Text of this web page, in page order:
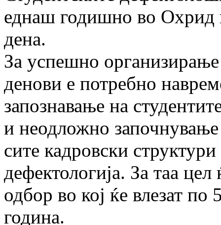
еднаш годишно во Охрид
дена.
За успешно
денови е потребно
запознавање на
и неодложно
сите кадровски
дефектологија. За таа
одбор во кој ќе влезат по
година.